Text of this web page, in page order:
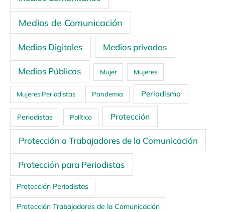
Medios de Comunicación
Medios Digitales Medios privados
Medios Públicos Mujer Mujeres
Mujeres Periodistas Pandemia Periodismo
Periodistas Política Protección
Protección a Trabajadores de la Comunicación
Protección para Periodistas
Protección Periodistas
Protección Trabajadores de la Comunicación